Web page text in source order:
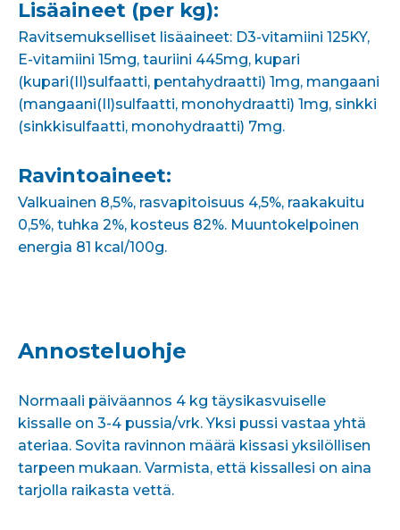
Lisäaineet (per kg):
Ravitsemukselliset lisäaineet: D3-vitamiini 125KY,
E-vitamiini 15mg, tauriini 445mg, kupari
(kupari(II)sulfaatti, pentahydraatti) 1mg, mangaani
(mangaani(II)sulfaatti, monohydraatti) 1mg, sinkki
(sinkkisulfaatti, monohydraatti) 7mg.
Ravintoaineet:
Valkuainen 8,5%, rasvapitoisuus 4,5%, raakakuitu
0,5%, tuhka 2%, kosteus 82%. Muuntokelpoinen
energia 81 kcal/100g.
Annosteluohje
Normaali päiväannos 4 kg täysikasvuiselle
kissalle on 3-4 pussia/vrk. Yksi pussi vastaa yhtä
ateriaa. Sovita ravinnon määrä kissasi yksilöllisen
tarpeen mukaan. Varmista, että kissallesi on aina
tarjolla raikasta vettä.